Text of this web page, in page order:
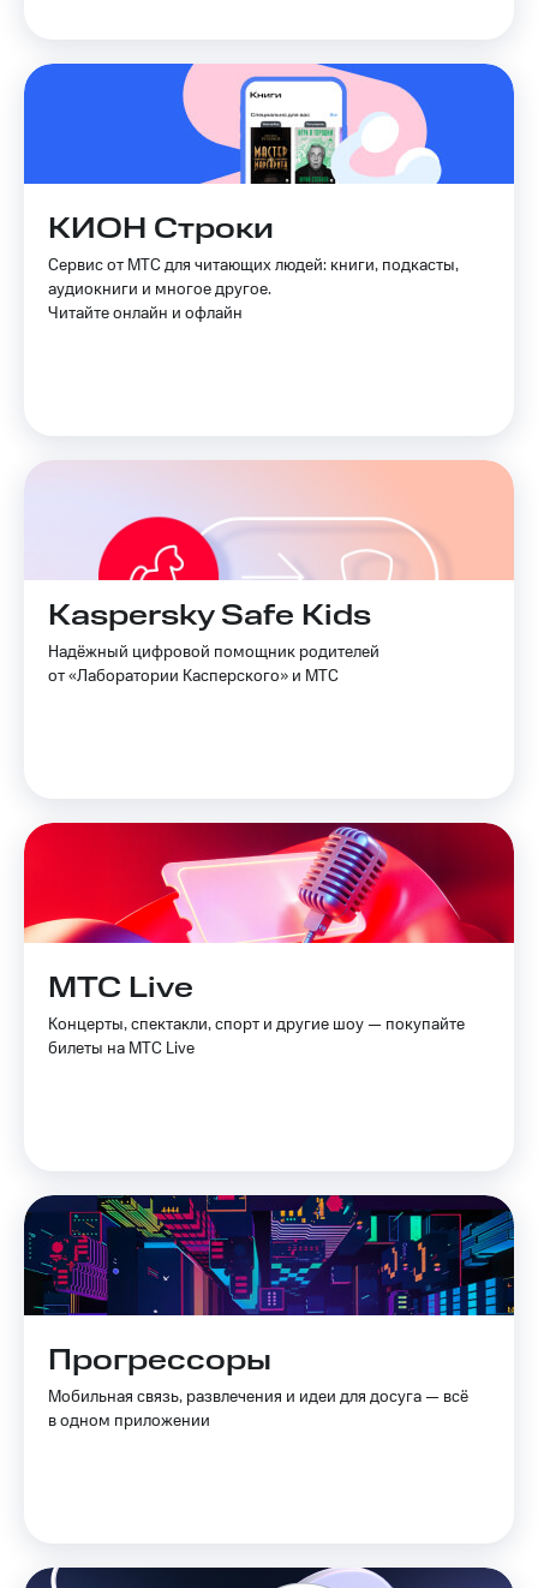
КИОН Строки
Сервис от МТС для читающих людей: книги, подкасты,
аудиокниги и многое другое.
Читайте онлайн и офлайн
Kaspersky Safe Kids
Надёжный цифровой помощник родителей
от «Лаборатории Касперского» и МТС
МТС Live
Концерты, спектакли, спорт и другие шоу — покупайте
билеты на МТС Live
Прогрессоры
Мобильная связь, развлечения и идеи для досуга — всё
в одном приложении